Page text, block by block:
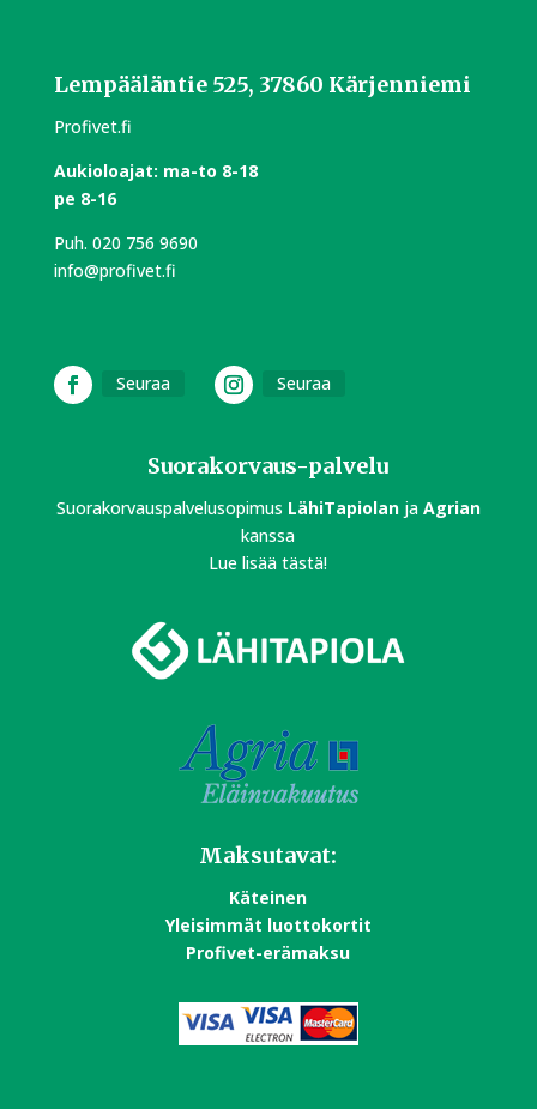
Lempääläntie 525, 37860 Kärjenniemi
Profivet.fi
Aukioloajat: ma-to 8-18
pe 8-16
Puh. 020 756 9690
info@profivet.fi
Seuraa Seuraa
Suorakorvaus-palvelu
Suorakorvauspalvelusopimus LähiTapiolanja Agrian
kanssa
Lue lisää tästä!
Maksutavat:
Käteinen
Yleisimmät luottokortit
Profivet-erämaksu